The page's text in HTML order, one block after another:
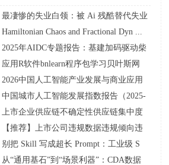
最凄惨的失业白领：被 Ai 残酷替代失业
...
2026中国人工智能产业发展与商业应用
白 ...
Hamiltonian Chaos and Fractional Dyn ...
2025年AIDC专题报告：基建加码驱动柴
发 ...
Geometry and Topology in Hamiltonian ...
应用R软件bnlearn程序包学习贝叶斯网
络
中国城市人工智能发展指数报告（2025-
2 ...
2026年全球企业破产风险分析报告
免费资料：中国居民部门资产负债表现
状 ...
智慧的疆界：从图灵机到人工智能（第2